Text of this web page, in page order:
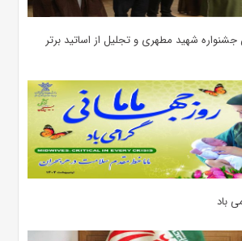
شهید مطهری و تجلیل از اساتید برتر
باد